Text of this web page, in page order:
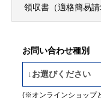
領収書（適格簡易
お問い合わせ種別
(※オンラインショップ